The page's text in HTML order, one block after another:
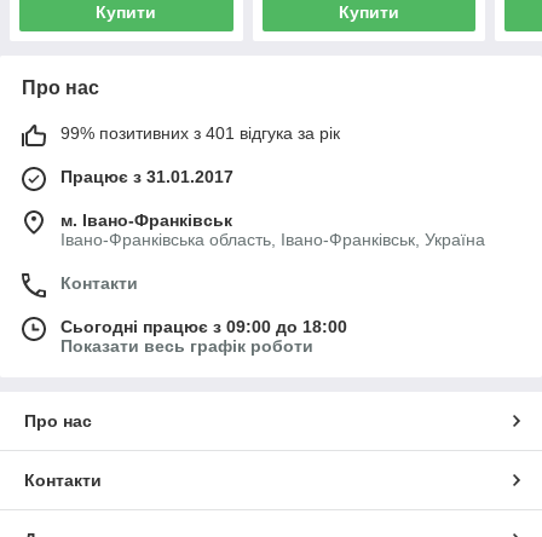
Купити Купити
Про нас
99% позитивних з 401 відгука за рік
Працює з 31.01.2017
м. Івано-Франківськ
Івано-Франківська область, Івано-Франківськ, Україна
Контакти
Сьогодні працює з 09:00 до 18:00
Показати весь графік роботи
Про нас
Контакти